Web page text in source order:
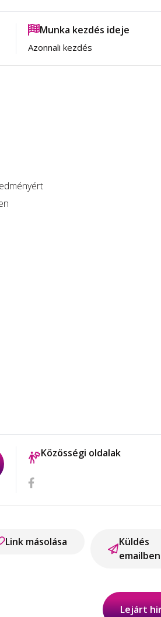
Munka kezdés ideje
Azonnali kezdés
Közösségi oldalak
Link másolása
Küldés
emailben
Lejárt